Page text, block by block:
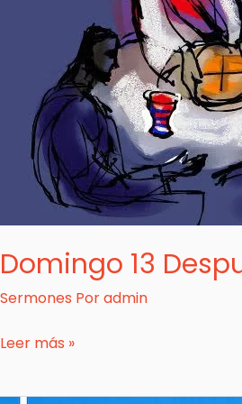
Domingo 13
Sermones Poradmin
Leer más »